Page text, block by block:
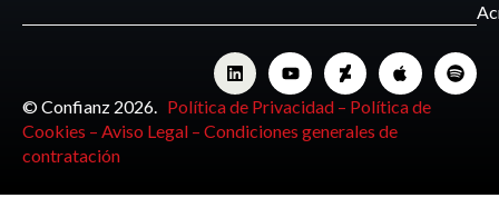
© Confianz 2026. Política de Privacidad – Política de
Cookies – Aviso Legal – Condiciones generales de
contratación